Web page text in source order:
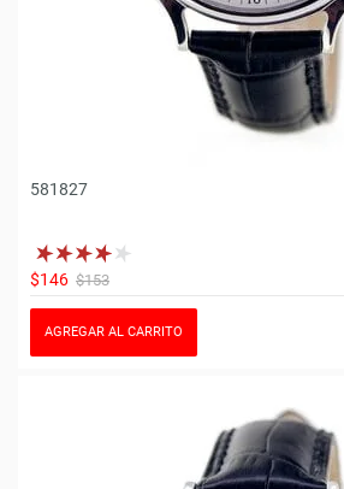
581827
$146 $153
AGREGAR AL CARRITO